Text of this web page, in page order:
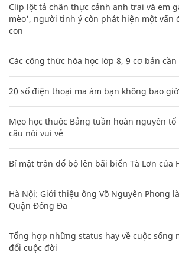
Clip lột tả chân thực cảnh anh trai và em
mèo', người tinh ý còn phát hiện một vấn
con
Các công thức hóa học lớp 8, 9 cơ bản
20 số điện thoại ma ám bạn không bao
Mẹo học thuộc Bảng tuần hoàn nguyên
câu nói vui vẻ
Bí mật trận đổ bộ lên bãi biển Tà Lơn của
Hà Nội: Giới thiệu ông Võ Nguyên Phong
Quận Đống Đa
Tổng hợp những status hay về cuộc sống
đổi cuộc đời